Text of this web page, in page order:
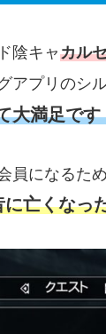
陰キャカル
アプリのシ
大満足です
員になるた
に亡くなっ